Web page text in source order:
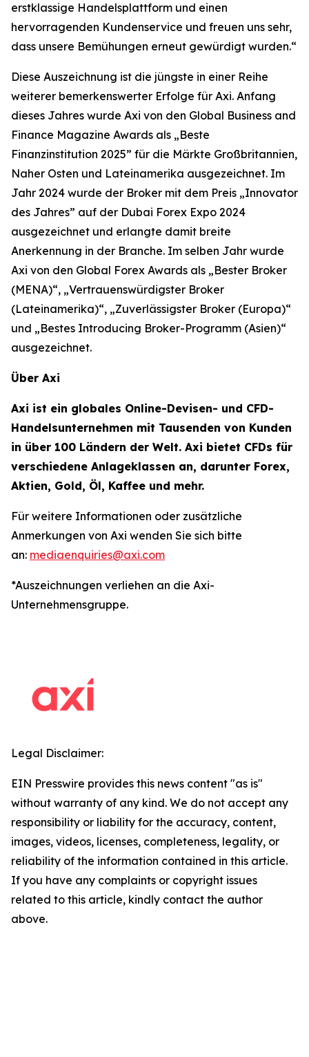
erstklassige Handelsplattform und einen
hervorragenden Kundenservice und freuen uns sehr,
dass unsere Bemühungen erneut gewürdigt wurden.“
Diese Auszeichnung ist die jüngste in einer Reihe
weiterer bemerkenswerter Erfolge für Axi. Anfang
dieses Jahres wurde Axi von den Global Business and
Finance Magazine Awards als „Beste
Finanzinstitution 2025” für die Märkte Großbritannien,
Naher Osten und Lateinamerika ausgezeichnet. Im
Jahr 2024 wurde der Broker mit dem Preis „Innovator
des Jahres” auf der Dubai Forex Expo 2024
ausgezeichnet und erlangte damit breite
Anerkennung in der Branche. Im selben Jahr wurde
Axi von den Global Forex Awards als „Bester Broker
(MENA)“, „Vertrauenswürdigster Broker
(Lateinamerika)“, „Zuverlässigster Broker (Europa)“
und „Bestes Introducing Broker-Programm (Asien)“
ausgezeichnet.
Über Axi
Axi ist ein globales Online-Devisen- und CFD-
Handelsunternehmen mit Tausenden von Kunden
in über 100 Ländern der Welt. Axi bietet CFDs für
verschiedene Anlageklassen an, darunter Forex,
Aktien, Gold, Öl, Kaffee und mehr.
Für weitere Informationen oder zusätzliche
Anmerkungen von Axi wenden Sie sich bitte
an: mediaenquiries@axi.com
*Auszeichnungen verliehen an die Axi-
Unternehmensgruppe.
Legal Disclaimer:
EIN Presswire provides this news content "as is"
without warranty of any kind. We do not accept any
responsibility or liability for the accuracy, content,
images, videos, licenses, completeness, legality, or
reliability of the information contained in this article.
If you have any complaints or copyright issues
related to this article, kindly contact the author
above.